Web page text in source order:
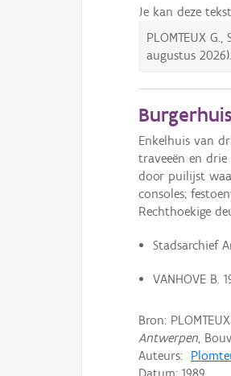
Je kan deze
PLOMTEUX G.,
augustus 2026).
Enkelhuis van
traveeën en
door puilijst
consoles;
Rechthoekige
Stadsarchief
VANHOVE B.
Bron:
Antwerpen,
Auteurs: